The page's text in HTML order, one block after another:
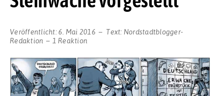
Veröffentlicht:6. Mai 2016 Text: Nordstadtblogger-
Redaktion
1 Reaktion